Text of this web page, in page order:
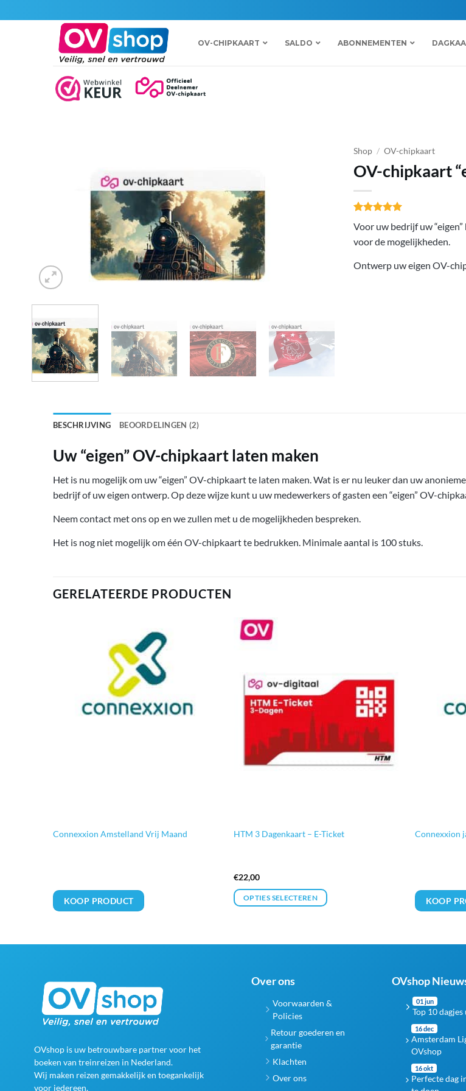
naar
OV-CHIPKAART SALDO ABONNEMENTEN
Shop / OV-chipkaart
OV-chipkaart
Gewaardeerd
5op 5
gebaseerd
2
waarderingen
Voor uw bedrijf uw
voor de mogelijkheden.
Ontwerp uw eigen OV-
BESCHRIJVING BEOORDELINGEN (2)
Uw “eigen” OV-chipkaart laten maken
Het is nu mogelijk om uw “eigen” OV-chipkaart te laten maken. Wat is er nu leuker dan uw
bedrijf of uw eigen ontwerp. Op deze wijze kunt u uw medewerkers of gasten een “eigen” OV-
Neem contact met ons op en we zullen met u de mogelijkheden bespreken.
Het is nog niet mogelijk om één OV-chipkaart te bedrukken. Minimale aantal is 100 stuks.
GERELATEERDE PRODUCTEN
Connexxion Amstelland Vrij Maand
KOOP PRODUCT
HTM 3 Dagenkaart – E-Ticket
€22,00
OPTIES SELECTEREN
Connexxion
KOOP
OVshop is uw betrouwbare partner voor het
boeken van treinreizen in Nederland.
Wij maken reizen gemakkelijk en toegankelijk
voor iedereen.
Over ons
Voorwaarden &
Policies
Retour goederen en
garantie
Klachten
Over ons
OVshop
01 jun
Top 10
16 dec
Amsterdam
OVshop
16 okt
Perfecte dag